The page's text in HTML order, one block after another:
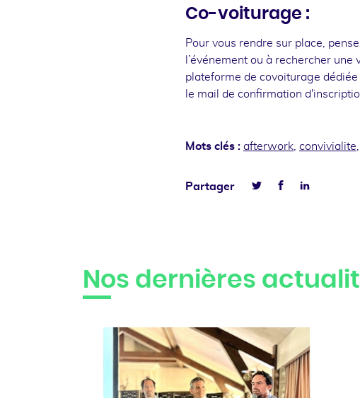
Co-voiturage :
Pour vous rendre sur place,
l’événement ou à rechercher
plateforme de covoiturage
le mail de confirmation
Mots clés : afterwork, convivialite,
Partager
FacebookLinkedin
Nos dernières